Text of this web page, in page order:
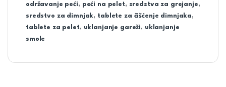
održavanje peći, peći na pelet, sredstva za grejanje,
sredstvo za dimnjak, tablete za čišćenje dimnjaka,
tablete za pelet, uklanjanje gareži, uklanjanje
smole